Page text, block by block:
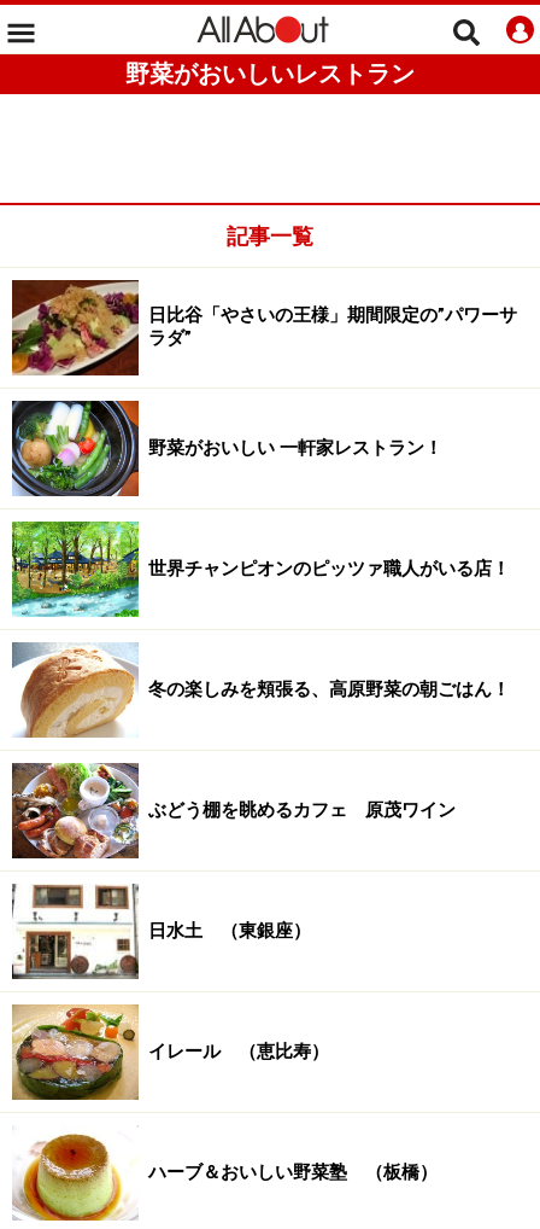
野菜がおいしいレストラン
記事一覧
日比谷「やさいの王様」期間限定の”パワーサ
ラダ”
野菜がおいしい 一軒家レストラン！
世界チャンピオンのピッツァ職人がいる店！
冬の楽しみを頬張る、高原野菜の朝ごはん！
ぶどう棚を眺めるカフェ 原茂ワイン
日水土 （東銀座）
イレール （恵比寿）
ハーブ＆おいしい野菜塾 （板橋）